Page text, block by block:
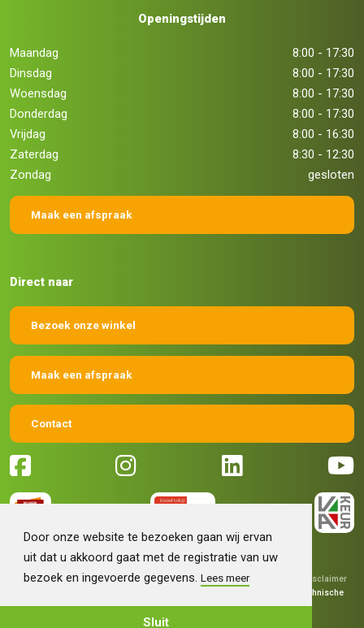
Door onze website te bezoeken gaan wij ervan
uit dat u akkoord gaat met de registratie van uw
bezoek en ingevoerde gegevens.Lees meer
Sluit
Openingstijden
Maandag
8:00 - 17:30
Dinsdag
8:00 - 17:30
Woensdag
8:00 - 17:30
Donderdag
8:00 - 17:30
Vrijdag
8:00 - 16:30
Zaterdag
8:30 - 12:30
Zondag
gesloten
Maak een afspraak
Direct naar
Bezoek onze winkel
Maak een afspraak
Contact
© 2026 Machinehandel Bruntink BV | Algemene voorwaarden
Disclaimer
Technische
realisatieSieronline B.V.